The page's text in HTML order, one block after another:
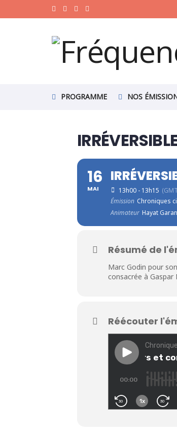
PROGRAMME NOS
16
MAI 13h00 - 13h15
Émission Chroniques
Animateur Hayat
Résumé de
Marc Godin pour
consacrée à Gaspar
Réécouter